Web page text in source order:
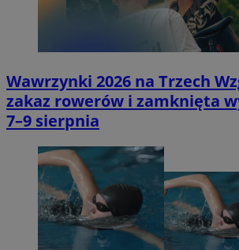
Wawrzynki 2026 na Trzech
zakaz rowerów i zamknięta
7–9 sierpnia